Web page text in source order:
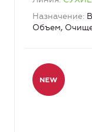
Назначение
Объем,